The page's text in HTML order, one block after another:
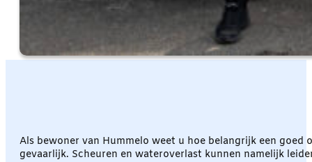
Als bewoner van Hummelo weet u hoe belangrijk een goed
gevaarlijk. Scheuren en wateroverlast kunnen namelijk